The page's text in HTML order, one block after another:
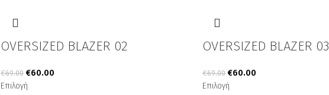
OVERSIZED BLAZER 02
€69.00 €60.00
Επιλογή
OVERSIZED BLAZER 03
€69.00 €60.00
Επιλογή